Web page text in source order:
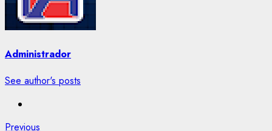
Administrador
See author's posts
Previous